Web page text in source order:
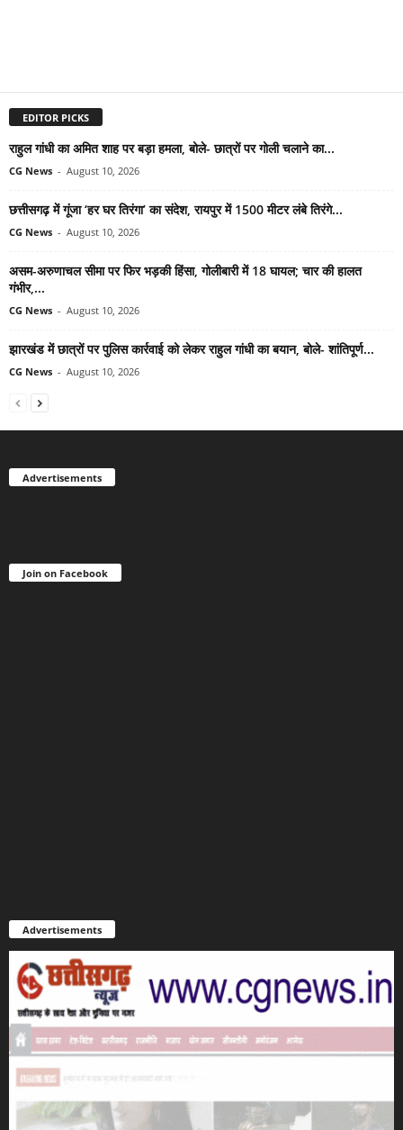
EDITOR PICKS
राहुल गांधी का अमित शाह पर बड़ा हमला, बोले- छात्रों पर गोली चलाने का...
CG News - August 10, 2026
छत्तीसगढ़ में गूंजा ‘हर घर तिरंगा’ का संदेश, रायपुर में 1500 मीटर लंबे तिरंगे...
CG News - August 10, 2026
असम-अरुणाचल सीमा पर फिर भड़की हिंसा, गोलीबारी में 18 घायल; चार की हालत
गंभीर,...
CG News - August 10, 2026
झारखंड में छात्रों पर पुलिस कार्रवाई को लेकर राहुल गांधी का बयान, बोले- शांतिपूर्ण...
CG News - August 10, 2026
Advertisements
Join on Facebook
Advertisements